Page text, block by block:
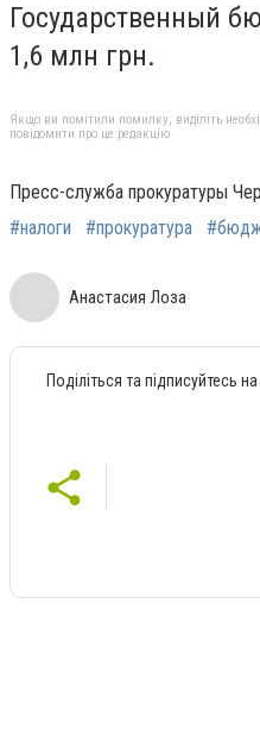
Государственный
1,6 млн грн.
Якщо ви помітили помилку, виділіть
повідомити про це редакцію
Пресс-служба прокуратуры
#налоги
#прокуратура
Анастасия Лоза
Поділіться та підписуйтесь